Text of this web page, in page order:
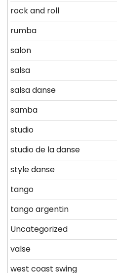
rock and roll
rumba
salon
salsa
salsa danse
samba
studio
studio de la danse
style danse
tango
tango argentin
Uncategorized
valse
west coast swing